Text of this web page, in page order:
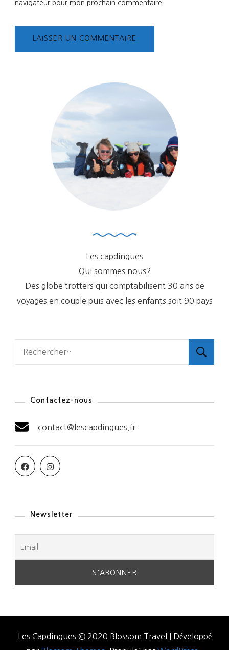
navigateur pour mon prochain commentaire.
Les capdingues
Qui sommes nous?
Des globe trotters qui comptabilisent 30 ans de
voyages en couple puis avec les enfants soit 90 pays
Contactez-nous
contact@lescapdingues.fr
Newsletter
Les Capdingues © 2020 Blossom Travel | Développé